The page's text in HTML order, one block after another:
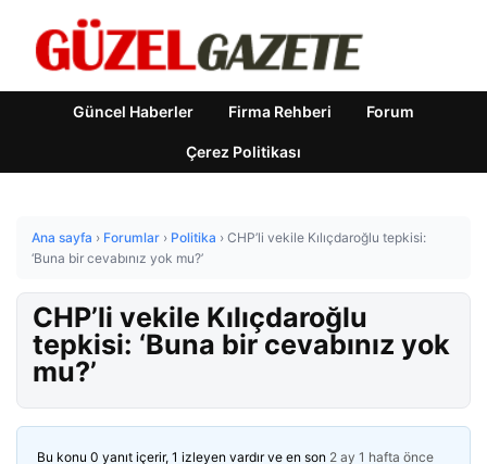
Güncel Haberler Firma Rehberi Forum
Çerez Politikası
Ana sayfa › Forumlar › Politika › CHP’li vekile Kılıçdaroğlu tepkisi:
‘Buna bir cevabınız yok mu?’
CHP’li vekile Kılıçdaroğlu
tepkisi: ‘Buna bir cevabınız yok
mu?’
Bu konu 0 yanıt içerir, 1 izleyen vardır ve en son 2 ay 1 hafta önce